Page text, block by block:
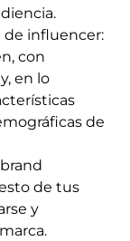
de influencer:
con
en lo
de
de tus
y